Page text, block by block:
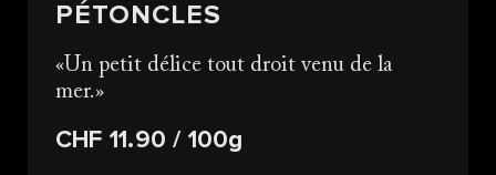
PÉTONCLES
Un petit délice tout droit venu de la
mer.
CHF 11.90/ 100g